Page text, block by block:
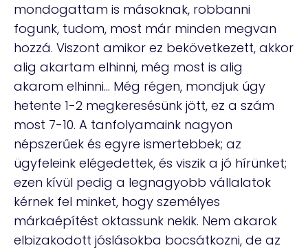
mondogattam is másoknak, robbanni
fogunk, tudom, most már minden megvan
hozzá. Viszont amikor ez bekövetkezett, akkor
alig akartam elhinni, még most is alig
akarom elhinni… Még régen, mondjuk úgy
hetente 1-2 megkeresésünk jött, ez a szám
most 7-10. A tanfolyamaink nagyon
népszerűek és egyre ismertebbek; az
ügyfeleink elégedettek, és viszik a jó hírünket;
ezen kívül pedig a legnagyobb vállalatok
kérnek fel minket, hogy személyes
márkaépítést oktassunk nekik. Nem akarok
elbizakodott jóslásokba bocsátkozni, de az